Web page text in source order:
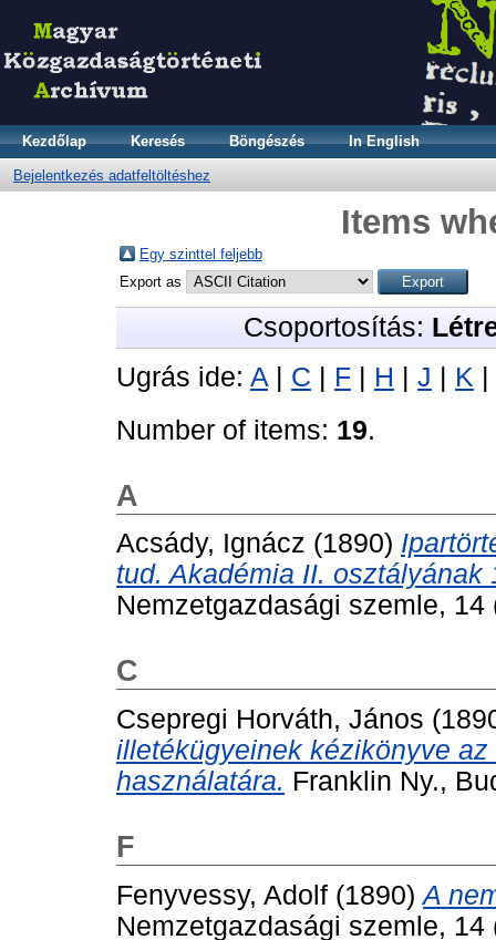
Kezdőlap Keresés Böngészés In English
Bejelentkezés adatfeltöltéshez
Items
Egy szinttel feljebb
Export as
Csoportosítás:
Ugrás ide: A | C | F | H | J | K |
Number of items: 19.
A
Acsády, Ignácz (1890)
tud. Akadémia II.
Nemzetgazdasági szemle, 14
C
Csepregi Horváth, János
illetékügyeinek kézikönyve
használatára. Franklin Ny.,
F
Fenyvessy, Adolf (1890)A
Nemzetgazdasági szemle, 14